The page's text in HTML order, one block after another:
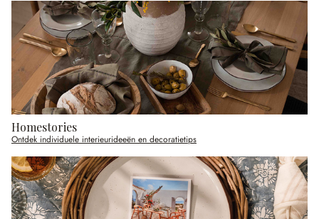
Homestories
Ontdek individuele interieurideeën en decoratietips